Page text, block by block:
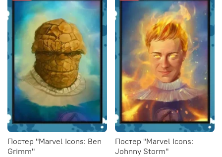
Постер "Marvel Icons: Ben
Grimm"
Постер "Marvel Icons:
Johnny Storm"